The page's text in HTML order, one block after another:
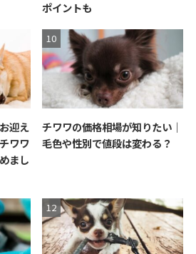
ポイントも
迎え
ワワ
まし
チワワの価格相場が知りたい｜
毛色や性別で値段は変わる？